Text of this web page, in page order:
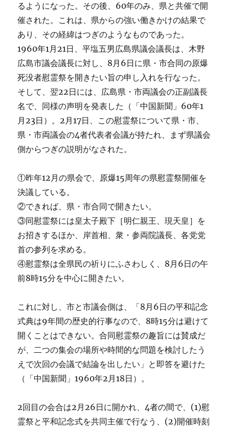
るようになった。その後、60年のみ、県と共催で開
催された。これは、県からの強い働きかけの結果で
あり、その経緯はつぎのようなものであった。
1960年1月21日、平塩五男広島県議会議長は、木野
広島市議会議長に対し、8月6日に県・市合同の原爆
死没者慰霊祭を開きたい旨の申し入れを行なった。
そして、翌22日には、広島県・市両議会の正副議長
名で、同様の声明を発表した（「中国新聞」60年1
月23日）。2月17日、この慰霊祭について県・市、
県・市両議会の4者代表者会議が持たれ、まず県議会
側からつぎの説明がなされた。
①昨年12月の県会で、原爆15周年の県慰霊祭開催を
決議している。
②できれば、県・市合同で開きたい。
③同慰霊祭には皇太子殿下［明仁親王、現天皇］を
お招きするほか、岸首相、衆・参両院議長、各党党
首の参列を求める。
④慰霊祭は全県民の祈りにふさわしく、8月6日の午
前8時15分を中心に開きたい。
これに対し、市と市議会側は、「8月6日の平和記念
式典は9年間の歴史的行事なので、8時15分は避けて
開くことはできない。合同慰霊祭の趣旨には賛成だ
が、二つの集会の場所や時間的な問題を検討したう
えで次回の会議で結論を出したい」と即答を避けた
（「中国新聞」1960年2月18日）。
2回目の会合は2月26日に開かれ、4者の間で、(1)慰
霊祭と平和記念式を共同主催で行なう、(2)開催時刻